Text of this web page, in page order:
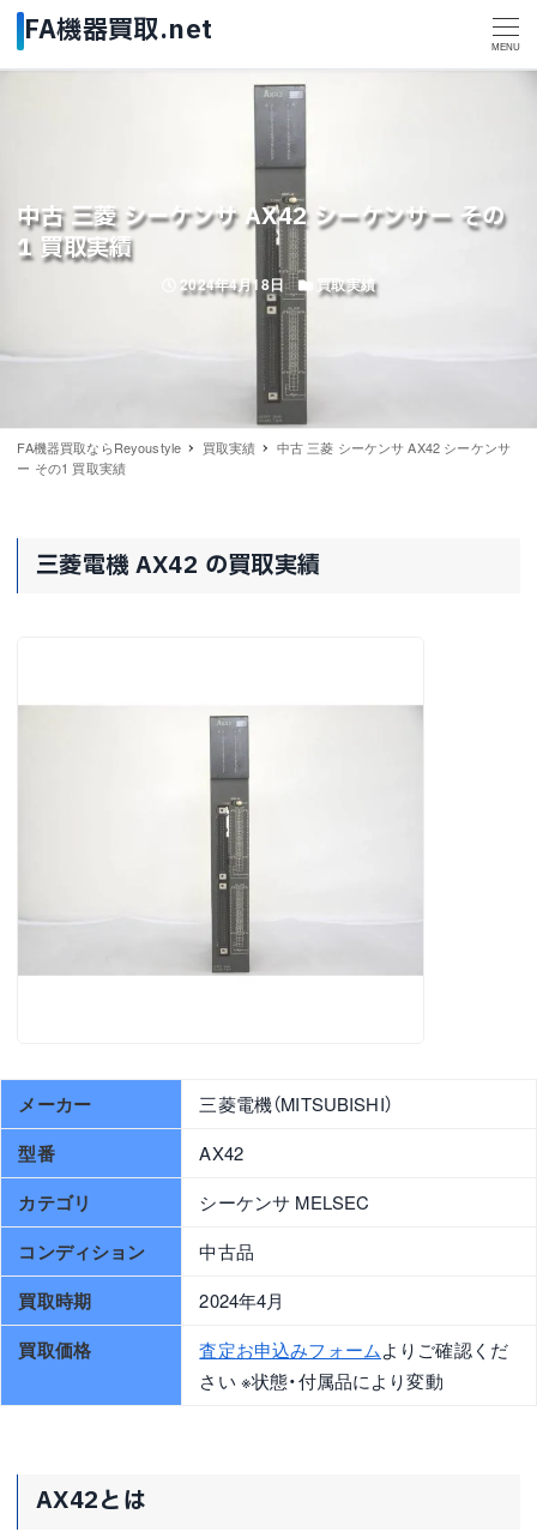
MENU
中古 三菱 シーケンサ AX42 シーケンサー その
1 買取実績
投稿日
2024年4月18日 カテゴリー
買取実績
FA機器買取ならReyoustyle 買取実績
中古 三菱 シーケンサ AX42 シーケンサ
ー その1 買取実績
三菱電機 AX42 の買取実績
メーカー 三菱電機（MITSUBISHI）
型番 AX42
カテゴリ シーケンサ MELSEC
コンディション 中古品
買取時期 2024年4月
買取価格 査定お申込みフォームよりご確認くだ
さい ※状態・付属品により変動
AX42とは